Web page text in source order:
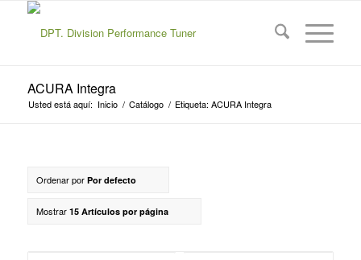
ACURA Integra
Usted está aquí: Inicio / Catálogo / Etiqueta: ACURA Integra
Ordenar por Por defecto
Mostrar 15 Artículos por página